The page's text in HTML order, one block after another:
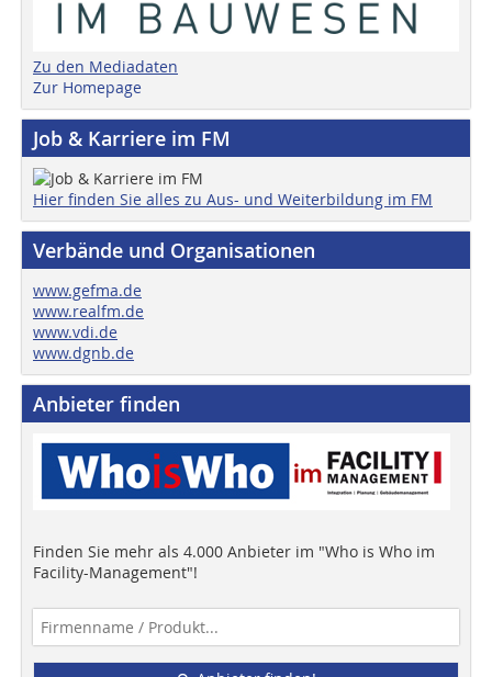
Zu den Mediadaten
Zur Homepage
Job & Karriere im FM
Hier finden Sie alles zu Aus- und Weiterbildung im FM
Verbände und Organisationen
www.gefma.de
www.realfm.de
www.vdi.de
www.dgnb.de
Anbieter finden
Finden Sie mehr als 4.000 Anbieter im "Who is Who im
Facility-Management"!